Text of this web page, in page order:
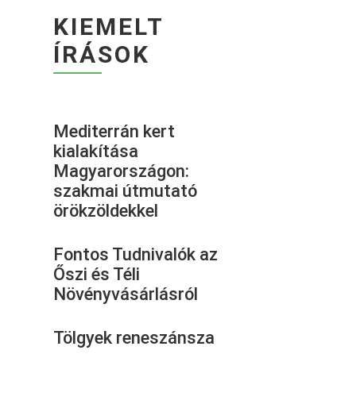
KIEMELT
ÍRÁSOK
Mediterrán kert
kialakítása
Magyarországon:
szakmai útmutató
örökzöldekkel
Fontos Tudnivalók az
Őszi és Téli
Növényvásárlásról
Tölgyek reneszánsza